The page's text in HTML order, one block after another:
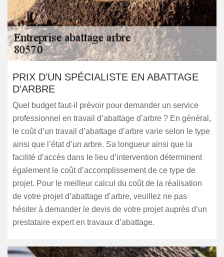
PRIX D’UN SPÉCIALISTE EN ABATTAGE
D’ARBRE
Quel budget faut-il prévoir pour demander un service
professionnel en travail d’abattage d’arbre ? En général,
le coût d’un travail d’abattage d’arbre varie selon le type
ainsi que l’état d’un arbre. Sa longueur ainsi que la
facilité d’accès dans le lieu d’intervention déterminent
également le coût d’accomplissement de ce type de
projet. Pour le meilleur calcul du coût de la réalisation
de votre projet d’abattage d’arbre, veuillez ne pas
hésiter à demander le devis de votre projet auprès d’un
prestataire expert en travaux d’abattage.